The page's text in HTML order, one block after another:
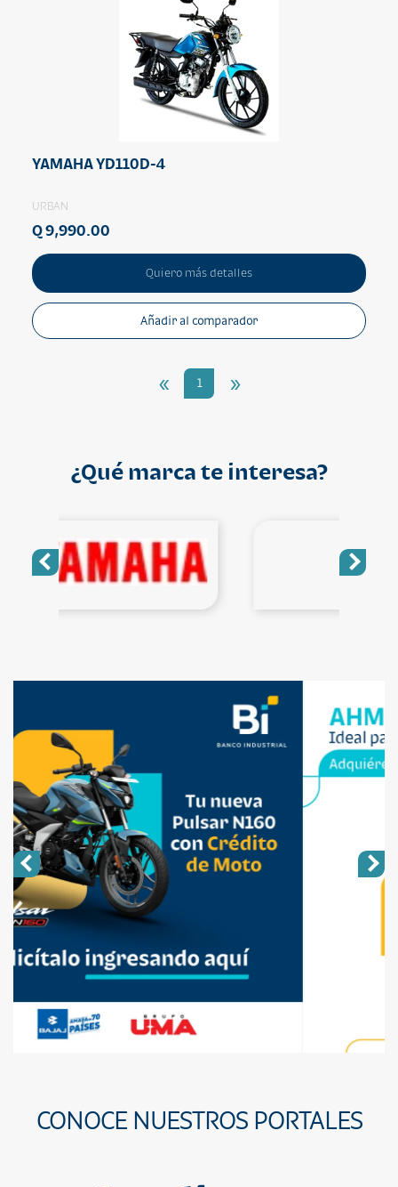
YAMAHA YD110D-4
URBAN
Q 9,990.00
Quiero más detalles
Añadir al comparador
« 1 »
¿Qué marca te interesa?
CONOCE NUESTROS PORTALES